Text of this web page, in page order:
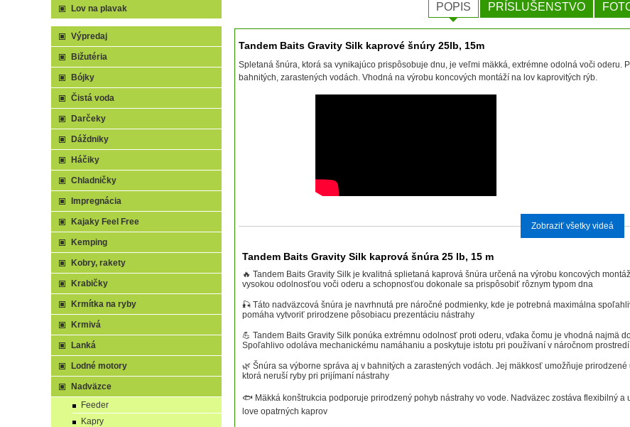
POPIS PRÍSLUŠENSTVO
Tandem Baits Gravity Silk kaprové šnúry 25lb, 15m
Spletaná šnúra, ktorá sa vynikajúco prispôsobuje dnu, je veľmi mäkká, extrémne odolná voči oderu.
bahnitých, zarastených vodách. Vhodná na výrobu koncových montáží na lov kaprovitých rýb.
Zobraziť všetky videá
Tandem Baits Gravity Silk kaprová šnúra 25 lb, 15 m
🔥 Tandem Baits Gravity Silk je kvalitná splietaná kaprová šnúra určená na výrobu koncových
vysokou odolnosťou voči oderu a schopnosťou dokonale sa prispôsobiť rôznym typom dna
🎣 Táto nadväzcová šnúra je navrhnutá pre náročné podmienky, kde je potrebná maximálna
pomáha vytvoriť prirodzene pôsobiacu prezentáciu nástrahy
💪 Tandem Baits Gravity Silk ponúka extrémnu odolnosť proti oderu, vďaka čomu je vhodná najmä
Spoľahlivo odoláva mechanickému namáhaniu a poskytuje istotu pri používaní v náročnom prostredí
🌿 Šnúra sa výborne správa aj v bahnitých a zarastených vodách. Jej mäkkosť umožňuje
ktorá neruší ryby pri prijímaní nástrahy
🐟 Mäkká konštrukcia podporuje prirodzený pohyb nástrahy vo vode. Nadväzec zostáva flexibilný
love opatrných kaprov
Lov na plavak
Výpredaj
Bižutéria
Bójky
Čistá voda
Darčeky
Dáždniky
Háčiky
Chladničky
Impregnácia
Kajaky Feel Free
Kemping
Kobry, rakety
Krabičky
Krmítka na ryby
Krmivá
Lanká
Lodné motory
Nadväzce
Feeder
Kapry